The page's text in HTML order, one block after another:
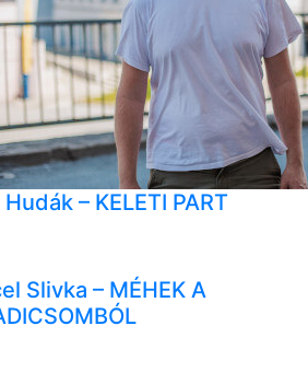
– KELETI PART
Slivka – MÉHEK A